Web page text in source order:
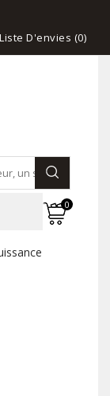
Liste D'envies (0)
0